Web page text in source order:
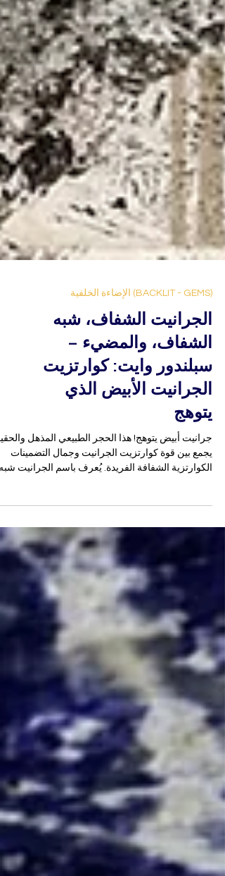
(BACKLIT - GEMS) الإضاءة الخلفية
الجرانيت الشفاف، شبه
الشفاف، والمضيء –
سبلندور وايت: كوارتزيت
الجرانيت الأبيض الذي
يتوهج
الشفاف لقدرته على توزيع الضوء بلطف، ويمكن
استخدامه كـ جرانيت مضيء لخلق أسطح مضيئة
يُطلق عليه أحيانًا الجرانيت الشفاف، هذه المادة النادرة
تحول أي فضاء بتوهج داخلي ساحر.